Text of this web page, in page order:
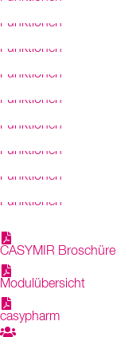
Funktionen
Funktionen
Funktionen
Funktionen
Funktionen
Funktionen
Funktionen
Funktionen
CASYMIR Broschüre
Modulübersicht
casypharm